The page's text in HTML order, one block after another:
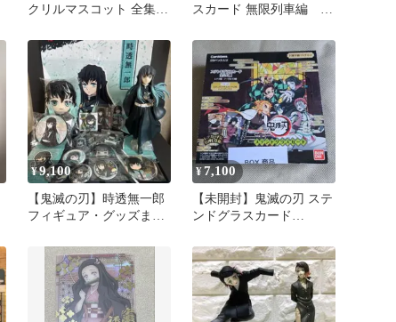
クリルマスコット 全集中
スカード 無限列車編 10
¥9,100
【鬼滅の刃】時透無一郎
フィギュア・グッズまと
¥7,100
【未開封】鬼滅の刃 ステ
ンドグラスカード